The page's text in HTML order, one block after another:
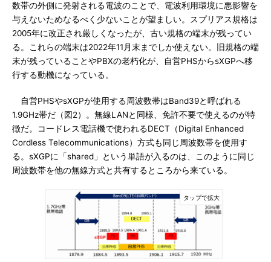
数帯の外側に発射される電波のことで、電波利用環境に悪影響を
与えないためなるべく少ないことが望ましい。スプリアス規格は
2005年に改正され厳しくなったが、古い規格の端末が残ってい
る。これらの端末は2022年11月末までしか使えない。旧規格の端
末が残っていることやPBXの老朽化が、自営PHSからsXGPへ移
行する動機になっている。
自営PHSやsXGPが使用する周波数帯はBand39と呼ばれる
1.9GHz帯だ（図2）。無線LANと同様、免許不要で使えるのが特
徴だ。コードレス電話機で使われるDECT（Digital Enhanced
Cordless Telecommunications）方式も同じ周波数帯を使用す
る。sXGPに「shared」という単語が入るのは、このように同じ
周波数帯を他の無線方式と共有するところから来ている。